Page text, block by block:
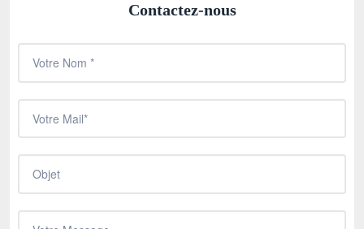
Contactez-nous